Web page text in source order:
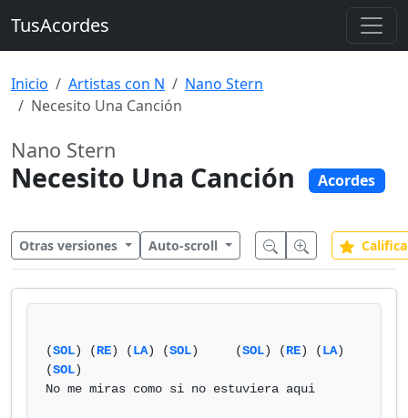
TusAcordes
Inicio Artistas con N
Nano Stern
Necesito Una Canción
Nano Stern
Necesito Una Canción Acordes
Otras versiones Auto-scroll
(SOL) (RE) (LA) (SOL)     (SOL) (RE) (LA)
(SOL)
No me miras como si no estuviera aqui